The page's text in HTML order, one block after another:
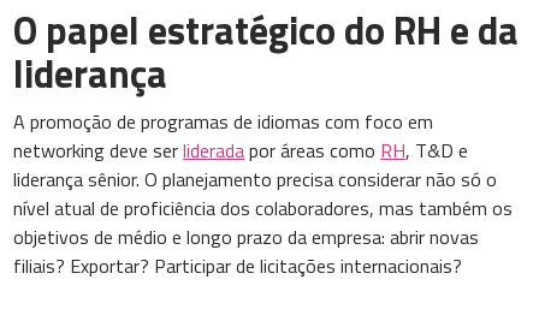
O papel estratégico do RH e da
liderança
A promoção de programas de idiomas com foco em
networking deve serlideradapor áreas como RH, T&D e
liderança sênior. O planejamento precisa considerar não só o
nível atual de proficiência dos colaboradores, mas também os
objetivos de médio e longo prazo da empresa: abrir novas
filiais? Exportar? Participar de licitações internacionais?